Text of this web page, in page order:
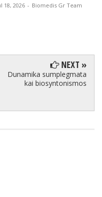
18, 2026 - Biomedis Gr Team
NEXT »
Dunamika sumplegmata
kai biosyntonismos